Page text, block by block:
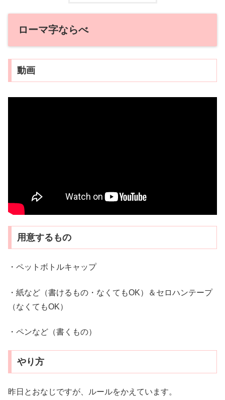
ローマ字ならべ
動画
用意するもの
・ペットボトルキャップ
・紙など（書けるもの・なくてもOK）＆セロハンテープ
（なくてもOK）
・ペンなど（書くもの）
やり方
昨日とおなじですが、ルールをかえています。